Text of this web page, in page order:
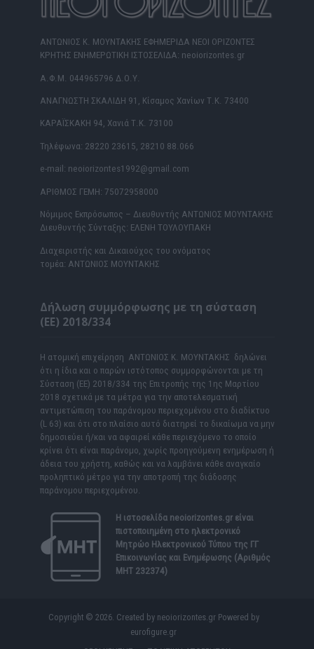
ΑΝΤΩΝΙΟΣ Κ. ΜΟΥΝΤΑΚΗΣ ΕΦΗΜΕΡΙΔΑ ΝΕΟΙ ΟΡΙΖΟΝΤΕΣ
ΚΡΗΤΗΣ ΕΝΗΜΕΡΩΤΙΚΗ ΙΣΤΟΣΕΛΙΔΑ: neoiorizontes.gr
Α.Φ.Μ. 044965796 Δ.Ο.Υ.
ΑΝΑΓΝΩΣΤΗ ΣΚΑΛΙΔΗ 91, Κίσαμος Χανίων Τ.Κ. 73400
ΚΑΡΑΪΣΚΑΚΗ 94, Χανιά Τ.Κ. 73100
Τηλέφωνα: 28220 23615, 28210 88.066
e-mail: neoiorizontes1992@gmail.com
ΑΡΙΘΜΟΣ ΓΕΜΗ: 75072958000
Νόμιμος Εκπρόσωπος – Διευθυντής ΑΝΤΩΝΙΟΣ ΜΟΥΝΤΑΚΗΣ
Διευθυντής Σύνταξης: ΕΛΕΝΗ ΤΟΥΛΟΥΠΑΚΗ
Διαχειριστής και Δικαιούχος του ονόματος
τομέα: ΑΝΤΩΝΙΟΣ ΜΟΥΝΤΑΚΗΣ
Δήλωση συμμόρφωσης με τη σύσταση
(ΕΕ) 2018/334
Η ατομική επιχείρηση ΑΝΤΩΝΙΟΣ Κ. ΜΟΥΝΤΑΚΗΣ δηλώνει
ότι η ίδια και ο παρών ιστότοπος συμμορφώνονται με τη
Σύσταση (ΕΕ) 2018/334 της Επιτροπής της 1ης Μαρτίου
2018 σχετικά με τα μέτρα για την αποτελεσματική
αντιμετώπιση του παράνομου περιεχομένου στο διαδίκτυο
(L 63) και ότι στο πλαίσιο αυτό διατηρεί το δικαίωμα να μην
δημοσιεύει ή/και να αφαιρεί κάθε περιεχόμενο το οποίο
κρίνει ότι είναι παράνομο, χωρίς προηγούμενη ενημέρωση ή
άδεια του χρήστη, καθώς και να λαμβάνει κάθε αναγκαίο
προληπτικό μέτρο για την αποτροπή της διάδοσης
παράνομου περιεχομένου.
Η ιστοσελίδα neoiorizontes.grείναι
πιστοποιημένη στο ηλεκτρονικό
Μητρώο Ηλεκτρονικού Τύπου της ΓΓ
Επικοινωνίας και Ενημέρωσης (Αριθμός
ΜΗΤ 232374)
Copyright © 2026. Created by neoiorizontes.gr Powered by
eurofigure.gr